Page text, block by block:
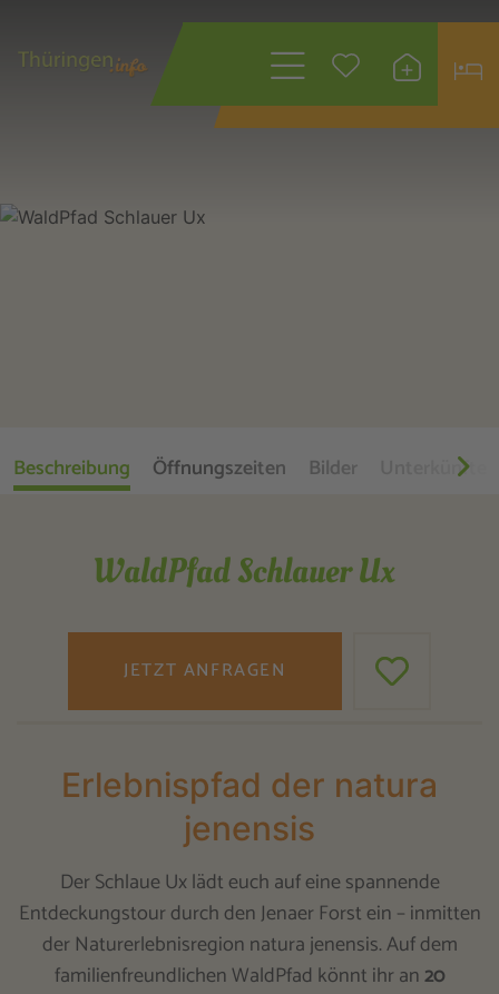
Wonach suchen
Beschreibung Öffnungszeiten Bilder Unterkünfte
WaldPfad Schlauer Ux
JETZT ANFRAGEN
Erlebnispfad der natura
jenensis
Der Schlaue Ux lädt euch auf eine spannende
Entdeckungstour durch den Jenaer Forst ein – inmitten
der Naturerlebnisregion natura jenensis. Auf dem
familienfreundlichen WaldPfad könnt ihr an20